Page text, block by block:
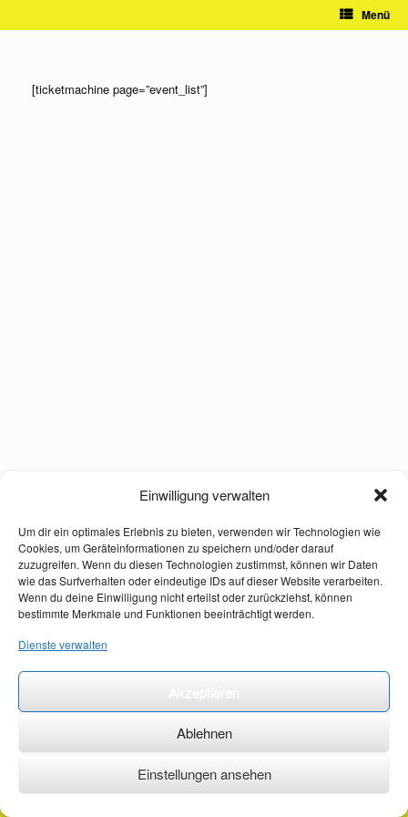
Einwilligung verwalten
Um dir ein optimales Erlebnis zu bieten, verwenden wir Technologien wie
Cookies, um Geräteinformationen zu speichern und/oder darauf
zuzugreifen. Wenn du diesen Technologien zustimmst, können wir Daten
wie das Surfverhalten oder eindeutige IDs auf dieser Website verarbeiten.
Wenn du deine Einwilligung nicht erteilst oder zurückziehst, können
bestimmte Merkmale und Funktionen beeinträchtigt werden.
Dienste verwalten
Ablehnen
Einstellungen ansehen
Menü
[ticketmachine page=”event_list”]
©2026 ·erstehilfekurs-mauch.de ·AGB ·Datenschutzerklärung ·Impressum ·